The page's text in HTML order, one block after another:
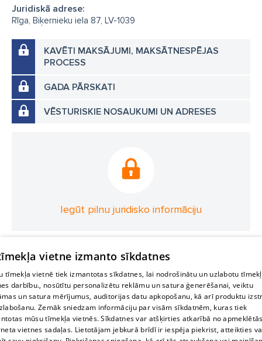
Juridiskā adrese:
Rīga, Biķernieku iela 87, LV-1039
KAVĒTI MAKSĀJUMI, MAKSĀTNESPĒJAS
PROCESS
GADA PĀRSKATI
VĒSTURISKIE NOSAUKUMI UN ADRESES
Iegūt pilnu juridisko informāciju
vietne izmanto sīkdatnes
tīmekļa vietnē tiek izmantotas sīkdatnes, lai nodrošinātu un uzlabotu
darbību., nosūtītu personalizētu reklāmu un satura ģenerēšanai, veiktu
un satura mērījumus, auditorijas datu apkopošanu, kā arī produktu
Zemāk sniedzam informāciju par visām sīkdatnēm, kuras tiek
mūsu tīmekļa vietnēs. Sīkdatnes var atšķirties atkarībā no
vietnes sadaļas. Lietotājam jebkurā brīdī ir iespēja piekrist, atteikties